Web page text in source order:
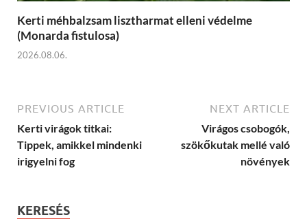
Kerti méhbalzsam lisztharmat elleni védelme
(Monarda fistulosa)
2026.08.06.
PREVIOUS ARTICLE
Kerti virágok titkai:
Tippek, amikkel mindenki
irigyelni fog
NEXT ARTICLE
Virágos csobogók,
szökőkutak mellé való
növények
KERESÉS